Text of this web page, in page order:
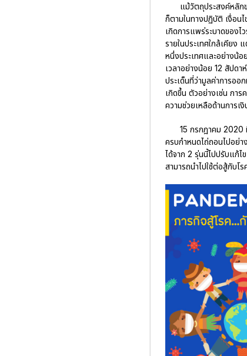
แม้วัตถุประสงค์หลัก
ก็ตามในทางปฏิบัติ เงื่อนไ
เกิดการแพร่ระบาดของ
รายในประเทศใกล้เคีย
หนึ่งประเทศและอย่างน้
เวลาอย่างน้อย 12 สัปดา
ประเด็นที่ว่ามูลค่าการออ
เกิดขึ้น ตัวอย่างเช่น การ
ความช่วยเหลือด้านการ
15 กรกฎาคม 2020
ครบกำหนดไถ่ถอนไปอย่
ได้จาก 2 รุ่นนี้ไปปรับแก้
สามารถนำไปใช้ต่อสู้กับโ